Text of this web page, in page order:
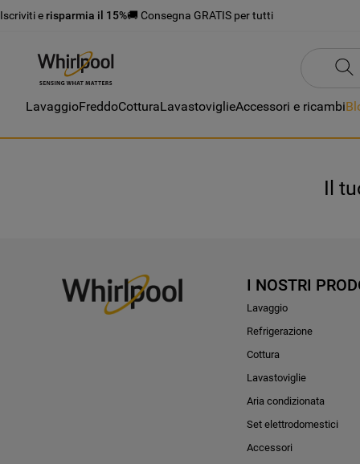
Iscriviti e risparmia il 15%🚚 Consegna GRATIS per tutti
LavaggioFreddoCotturaLavastoviglieAccessori e ricambi
Il
I NOSTRI
Lavaggio
Refrigerazione
Cottura
Lavastoviglie
Aria condizionata
Set elettrodomestici
Accessori